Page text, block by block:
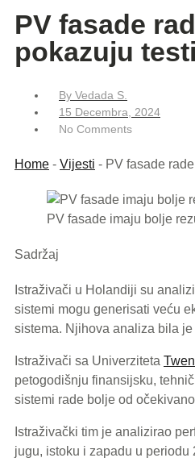
PV fasade
pokazuju
By Vedada S.
15 Decembra, 2024
No Comments
Home - Vijesti - PV fasade
PV fasade imaju bolje
Sadržaj
Istraživači u Holandiji su
sistemi mogu generisati veću
sistema. Njihova analiza bila
Istraživači sa Univerziteta
petogodišnju finansijsku,
sistemi rade bolje od
Istraživački tim je analizirao
jugu, istoku i zapadu u